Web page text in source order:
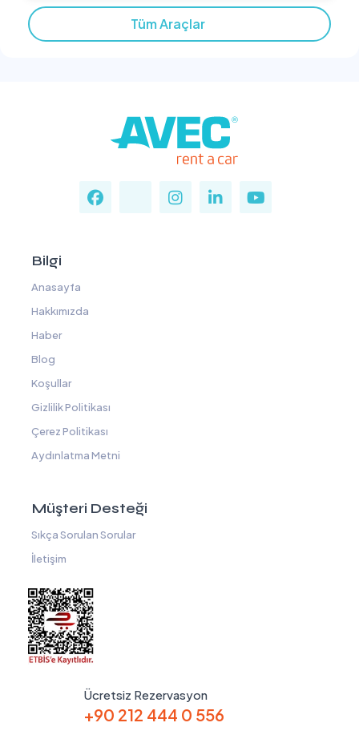
Tüm Araçlar
Bilgi
Anasayfa
Hakkımızda
Haber
Blog
Koşullar
Gizlilik Politikası
Çerez Politikası
Aydınlatma Metni
Müşteri Desteği
Sıkça Sorulan Sorular
İletişim
Ücretsiz Rezervasyon
+90 212 444 0 556